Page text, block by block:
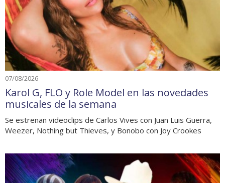
07/08/2026
Karol G, FLO y Role Model en las novedades
musicales de la semana
Se estrenan videoclips de Carlos Vives con Juan Luis Guerra,
Weezer, Nothing but Thieves, y Bonobo con Joy Crookes